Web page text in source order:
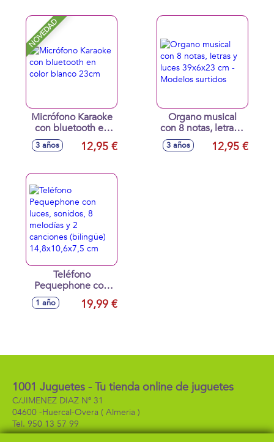
surtidos
NOVEDAD
Micrófono Karaoke
con bluetooth en
color blanco 23cm
3 años 12,95 €
Organo musical
con 8 notas, letras y
luces 39x6x23 cm -
Modelos surtidos
3 años 12,95 €
Teléfono
Pequephone con
luces, sonidos, 8
melodías y 2
1 año 19,99 €
1001 Juguetes - Tu tienda online de juguetes
C/JIMENEZ DIAZ Nº 31
04600 -Huercal-Overa ( Almeria )
950 13 57 99